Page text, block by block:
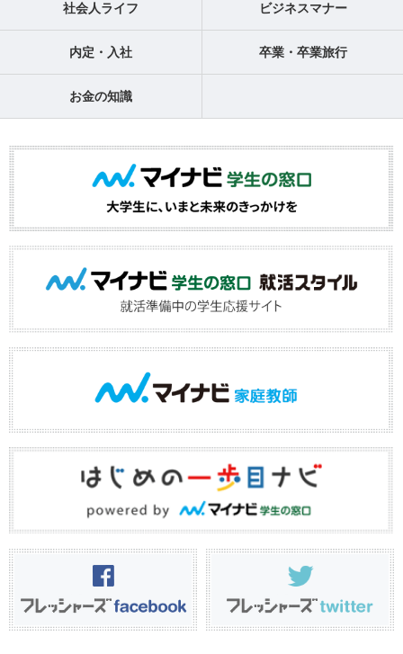
社会人ライフ ビジネスマナー
内定・入社 卒業・卒業旅行
お金の知識